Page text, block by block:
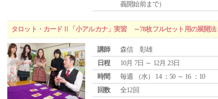
義開始前まで）
タロット・カードⅡ「小アルカナ」実習 ～78枚フルセット用の展開法
講師
森信 彰雄
日程
10月 7日 ～ 12月 23日
時間
毎週 （水） 14 ：50 ～ 16 ：10
回数
全12回